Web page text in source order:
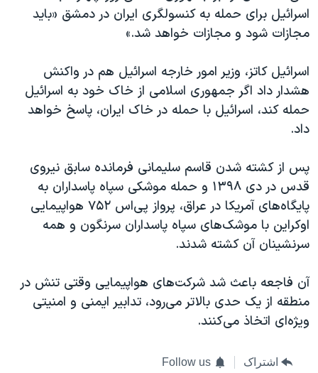
اسرائیل برای حمله به کنسولگری ایران در دمشق «باید
مجازات شود و مجازات خواهد شد.»
اسرائیل کاتز، وزیر امور خارجه اسرائیل هم در واکنش
هشدار داد اگر جمهوری اسلامی از خاک خود به اسرائیل
حمله کند، اسرائیل با حمله در خاک ایران، پاسخ خواهد
داد.
پس از کشته شدن قاسم سلیمانی فرمانده سابق نیروی
قدس در دی‌ ۱۳۹۸ و حمله موشکی سپاه پاسداران به
پایگاه‌های آمریکا در عراق، پرواز پی‌اس ۷۵۲ هواپیمایی
اوکراین با موشک‌های سپاه پاسداران سرنگون و همه
سرنشینان آن کشته شدند.
آن فاجعه باعث شد شرکت‌های هواپیمایی وقتی تنش در
منطقه از یک حدی بالاتر می‌رود، تدابیر ایمنی و امنیتی
ویژه‌ای اتخاذ می‌کنند.
اشتراک Follow us